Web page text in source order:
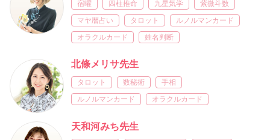
宿曜 四柱推命 九星気学
紫微斗数
マヤ暦占い
タロット
ルノルマンカード
オラクルカード
姓名判断
北條メリサ先生
タロット 数秘術
手相
ルノルマンカード
オラクルカード
天和河みち先生